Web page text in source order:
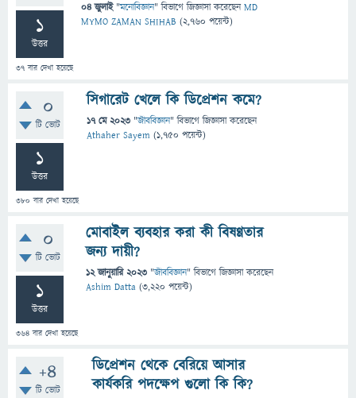
1
উত্তর
37 বার দেখা হয়েছে
04 জুলাই "মনোবিজ্ঞান" বিভাগে জিজ্ঞাসাকরেছেনMD
MYMO ZAMAN SHIHAB (2,760 পয়েন্ট)
0
টি ভোট
1
উত্তর
380 বার দেখা হয়েছে
সিগারেট খেলে কি ডিপ্রেশন কমে?
17 মে 2023 "জীববিজ্ঞান" বিভাগে জিজ্ঞাসাকরেছেন
Athaher Sayem (1,750 পয়েন্ট)
0
টি ভোট
1
উত্তর
364 বার দেখা হয়েছে
মোবাইল ব্যবহার করা কী বিষণ্ণতার
জন্য দায়ী?
12 জানুয়ারি 2023 "জীববিজ্ঞান" বিভাগে জিজ্ঞাসাকরেছেন
Ashim Datta (3,220 পয়েন্ট)
+4
টি ভোট
ডিপ্রেশন থেকে বেরিয়ে আসার
কার্যকরি পদক্ষেপ গুলো কি কি?